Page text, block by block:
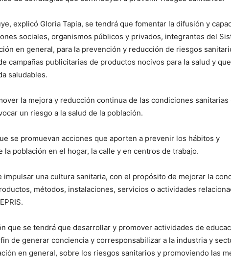
explicó Gloria Tapia, se tendrá que fomentar la difusión y
sociales, organismos públicos y privados, integrantes del
en general, para la prevención y reducción de riesgos
campañas publicitarias de productos nocivos para la salud y que
saludables.
la mejora y reducción continua de las condiciones sanitarias
un riesgo a la salud de la población.
se promuevan acciones que aporten a prevenir los hábitos y
la población en el hogar, la calle y en centros de trabajo.
impulsar una cultura sanitaria, con el propósito de mejorar la
métodos, instalaciones, servicios o actividades
que se tendrá que desarrollar y promover actividades de
de generar conciencia y corresponsabilizar a la industria y
en general, sobre los riesgos sanitarios y promoviendo las